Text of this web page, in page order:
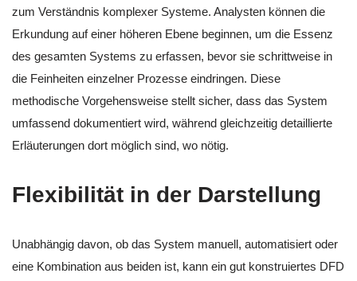
zum Verständnis komplexer Systeme. Analysten können die
Erkundung auf einer höheren Ebene beginnen, um die Essenz
des gesamten Systems zu erfassen, bevor sie schrittweise in
die Feinheiten einzelner Prozesse eindringen. Diese
methodische Vorgehensweise stellt sicher, dass das System
umfassend dokumentiert wird, während gleichzeitig detaillierte
Erläuterungen dort möglich sind, wo nötig.
Flexibilität in der Darstellung
Unabhängig davon, ob das System manuell, automatisiert oder
eine Kombination aus beiden ist, kann ein gut konstruiertes DFD